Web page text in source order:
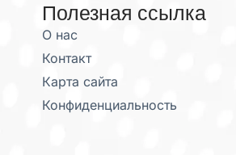
Полезная ссылка
О нас
Контакт
Карта сайта
Конфиденциальность